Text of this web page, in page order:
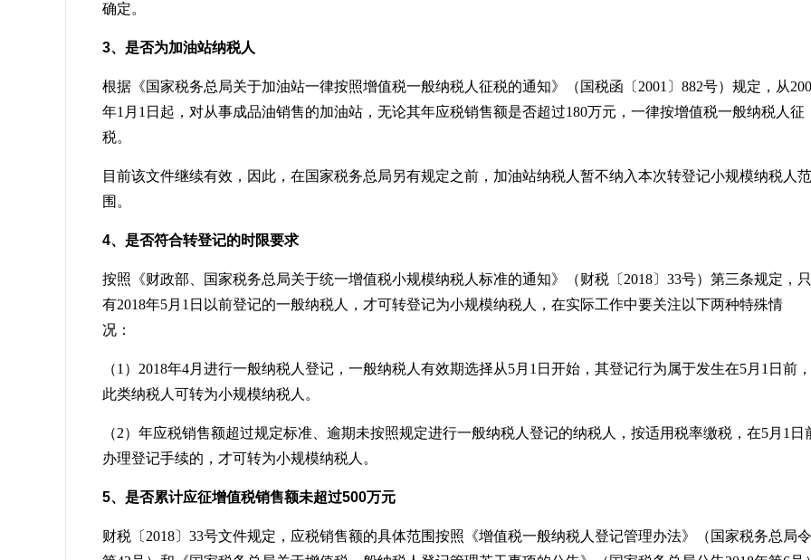
确定。
3、是否为加油站纳税人
根据《国家税务总局关于加油站一律按照增值税一般纳税人征税的通知》（国税函〔2001〕882号）规定，从
年1月1日起，对从事成品油销售的加油站，无论其年应税销售额是否超过180万元，一律按增值税一般纳税人征
税。
目前该文件继续有效，因此，在国家税务总局另有规定之前，加油站纳税人暂不纳入本次转登记小规模纳税人范
围。
4、是否符合转登记的时限要求
按照《财政部、国家税务总局关于统一增值税小规模纳税人标准的通知》（财税〔2018〕33号）第三条规定，只
有2018年5月1日以前登记的一般纳税人，才可转登记为小规模纳税人，在实际工作中要关注以下两种特殊情
况：
（1）2018年4月进行一般纳税人登记，一般纳税人有效期选择从5月1日开始，其登记行为属于发生在5月1日前，
此类纳税人可转为小规模纳税人。
（2）年应税销售额超过规定标准、逾期未按照规定进行一般纳税人登记的纳税人，按适用税率缴税，在5月1日
办理登记手续的，才可转为小规模纳税人。
5、是否累计应征增值税销售额未超过500万元
财税〔2018〕33号文件规定，应税销售额的具体范围按照《增值税一般纳税人登记管理办法》（国家税务总局令